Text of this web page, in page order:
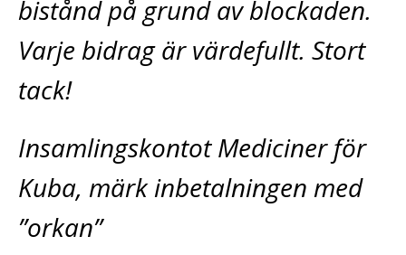
bistånd på grund av blockaden.
Varje bidrag är värdefullt. Stort
tack!
Insamlingskontot Mediciner för
Kuba, märk inbetalningen med
”orkan”